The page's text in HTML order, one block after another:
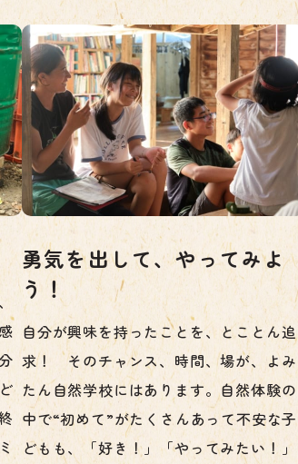
勇気を出して、やってみよ
う！
自分が興味を持ったことを、とことん追
求！ そのチャンス、時間、場が、よみ
たん自然学校にはあります。自然体験の
中で“初めて”がたくさんあって不安な子
どもも、「好き！」「やってみたい！」